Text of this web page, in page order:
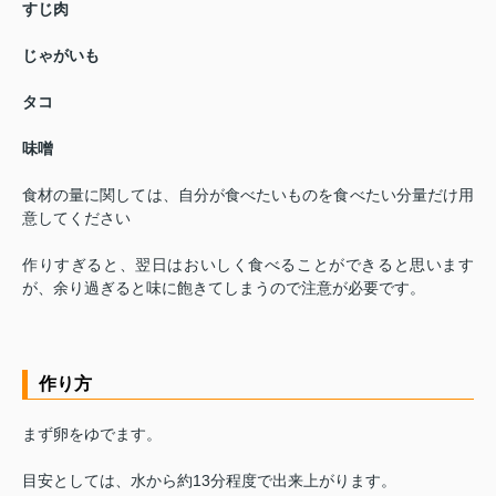
すじ肉
じゃがいも
タコ
味噌
食材の量に関しては、自分が食べたいものを食べたい分量だけ用
意してください
作りすぎると、翌日はおいしく食べることができると思います
が、余り過ぎると味に飽きてしまうので注意が必要です。
作り方
まず卵をゆでます。
目安としては、水から約13分程度で出来上がります。